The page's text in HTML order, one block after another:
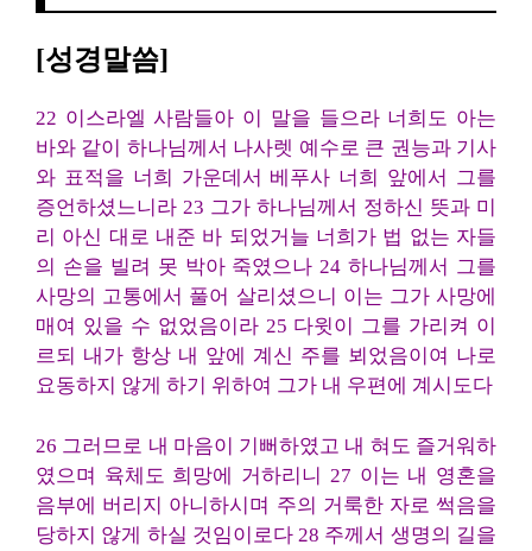
[성경말씀]
22 이스라엘 사람들아 이 말을 들으라 너희도 아는
바와 같이 하나님께서 나사렛 예수로 큰 권능과 기사
와 표적을 너희 가운데서 베푸사 너희 앞에서 그를
증언하셨느니라 23 그가 하나님께서 정하신 뜻과 미
리 아신 대로 내준 바 되었거늘 너희가 법 없는 자들
의 손을 빌려 못 박아 죽였으나 24 하나님께서 그를
사망의 고통에서 풀어 살리셨으니 이는 그가 사망에
매여 있을 수 없었음이라 25 다윗이 그를 가리켜 이
르되 내가 항상 내 앞에 계신 주를 뵈었음이여 나로
요동하지 않게 하기 위하여 그가 내 우편에 계시도다
26 그러므로 내 마음이 기뻐하였고 내 혀도 즐거워하
였으며 육체도 희망에 거하리니 27 이는 내 영혼을
음부에 버리지 아니하시며 주의 거룩한 자로 썩음을
당하지 않게 하실 것임이로다 28 주께서 생명의 길을